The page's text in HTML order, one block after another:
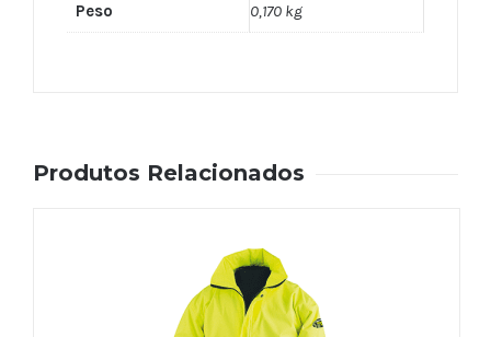
Peso 0,170 kg
Produtos Relacionados